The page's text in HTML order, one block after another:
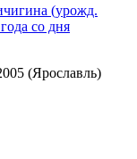
(урожд.
со дня
(Ярославль)